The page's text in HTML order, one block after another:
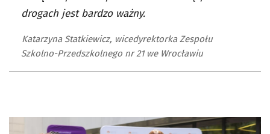
drogach jest bardzo ważny.
Katarzyna Statkiewicz, wicedyrektorka Zespołu
Szkolno-Przedszkolnego nr 21 we Wrocławiu